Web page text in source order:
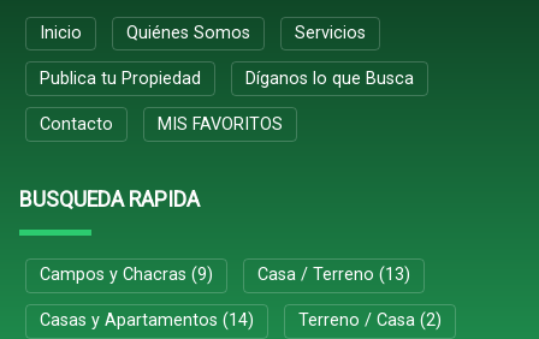
Inicio Quiénes Somos Servicios
Publica tu Propiedad Díganos lo que Busca
Contacto MIS FAVORITOS
BUSQUEDA RAPIDA
Campos y Chacras (9) Casa / Terreno (13)
Casas y Apartamentos (14) Terreno / Casa (2)